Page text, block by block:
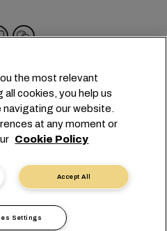
info@msc.com
Geneva
Switzerland
Protezione dei dati
Termini di utilizzo
Codice Deontologico
Linea Speak-UP
号-6
号
the most relevant
cookies, you help us
our website.
at any moment or
Cookie Policy
Accept All
Settings